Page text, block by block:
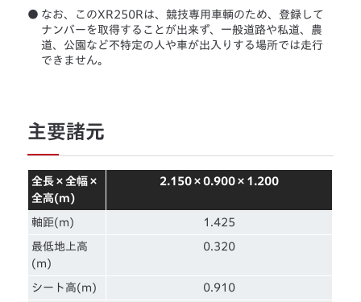
● なお、このXR250Rは、競技専用車輌のため、登録して
ナンバーを取得することが出来ず、一般道路や私道、農
道、公園など不特定の人や車が出入りする場所では走行
できません。
主要諸元
全長×全幅×
全高(m)
2.150×0.900×1.200
軸距(m) 1.425
最低地上高
(m)
0.320
シート高(m) 0.910